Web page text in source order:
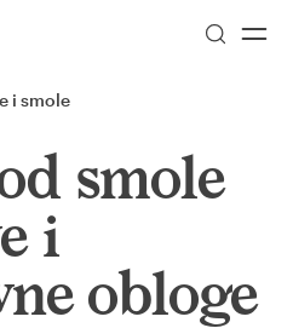
i smole
smole
i
obloge